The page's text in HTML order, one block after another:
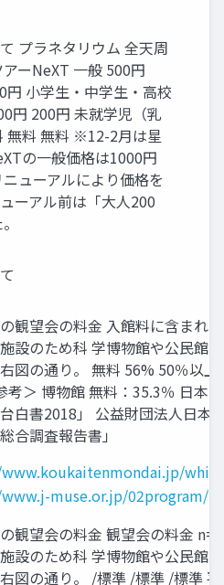
プラネタリウム 全天周
ーNeXT 一般 500円
円 小学生・中学生・高校
円 200円 未就学児（乳
無料 無料 ※12-2月は星
の一般価格は1000円
ューアルにより価格を
ーアル前は「大人200
観望会の料金 入館料に含まれ
設のため科 学博物館や公民館
図の通り。 無料 56% 50％以
考＞ 博物館 無料：35.3％ 日本
台白書2018」 公益財団法人日本
合調査報告書」
muse.or.jp/02program/
観望会の料金 観望会の料金
設のため科 学博物館や公民館
図の通り。 /標準 /標準 /標準